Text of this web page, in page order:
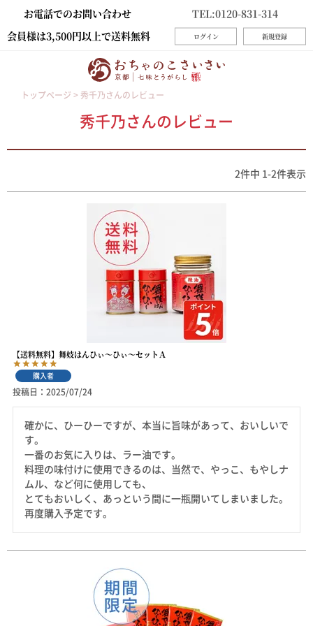
お電話でのお問い合わせ
TEL:0120-831-314
会員様は3,500円以上で送料無料
ログイン 新規登録
トップページ 秀千乃さんのレビュー
秀千乃さんのレビュー
2件中 1 -2件表示
【送料無料】舞妓はんひぃ～ひぃ～セットＡ
購入者
投稿日 2025/07/24
確かに、ひーひーですが、本当に旨味があって、おいしいで
す。
一番のお気に入りは、ラー油です。
料理の味付けに使用できるのは、当然で、やっこ、もやしナ
ムル、など何に使用しても、
とてもおいしく、あっという間に一瓶開いてしまいました。
再度購入予定です。